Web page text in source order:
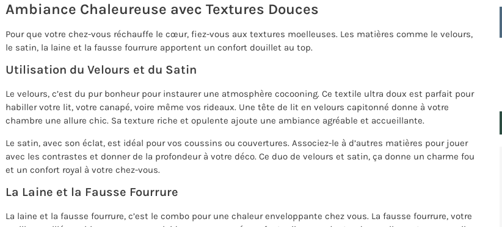
Ambiance Chaleureuse avec Textures Douces
Pour que votre chez-vous réchauffe le cœur, fiez-vous aux textures moelleuses. Les matières comme le velours,
le satin, la laine et la fausse fourrure apportent un confort douillet au top.
Utilisation du Velours et du Satin
Le velours, c’est du pur bonheur pour instaurer une atmosphère cocooning. Ce textile ultra doux est parfait pour
habiller votre lit, votre canapé, voire même vos rideaux. Une tête de lit en velours capitonné donne à votre
chambre une allure chic. Sa texture riche et opulente ajoute une ambiance agréable et accueillante.
Le satin, avec son éclat, est idéal pour vos coussins ou couvertures. Associez-le à d’autres matières pour jouer
avec les contrastes et donner de la profondeur à votre déco. Ce duo de velours et satin, ça donne un charme fou
et un confort royal à votre chez-vous.
La Laine et la Fausse Fourrure
La laine et la fausse fourrure, c’est le combo pour une chaleur enveloppante chez vous. La fausse fourrure, votre